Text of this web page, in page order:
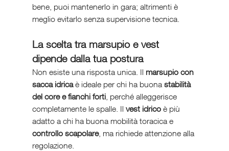
bene, puoi mantenerlo in gara; altrimenti è
meglio evitarlo senza supervisione tecnica.
La scelta tra marsupio e vest
dipende dalla tua postura
Non esiste una risposta unica. Il marsupio con
sacca idrica è ideale per chi ha buona stabilità
del core e fianchi forti, perché alleggerisce
completamente le spalle. Il vest idrico è più
adatto a chi ha buona mobilità toracica e
controllo scapolare, ma richiede attenzione alla
regolazione.